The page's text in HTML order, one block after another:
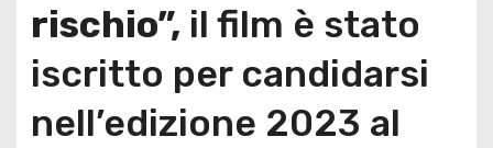
rischio”, il film è stato
iscritto per candidarsi
nell’edizione 2023 al